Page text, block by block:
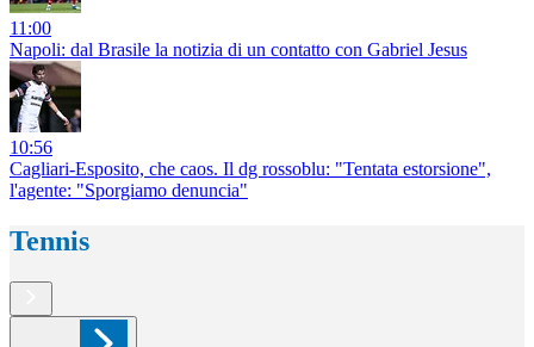
11:00
Napoli: dal Brasile la notizia di un contatto con Gabriel Jesus
10:56
Cagliari-Esposito, che caos. Il dg rossoblu: "Tentata estorsione",
l'agente: "Sporgiamo denuncia"
Tennis